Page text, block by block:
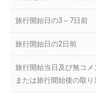
旅行開始日の3～7日前
旅行開始日の2日前
旅行開始当日及び無コメ
または旅行開始後の取